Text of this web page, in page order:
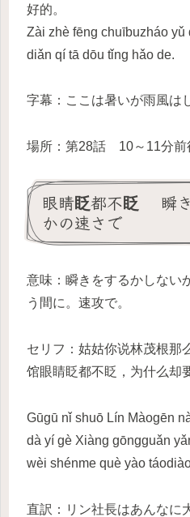
好的。
Zài zhè fēng chuībuzháo yǔ
diǎn qí tā dōu tǐng hǎo de.
字幕：ここは暑いが雨風は
場所：第28話 10～11分前
眼睛眨都不眨 瞬
かの速さで
意味：瞬きをするかしない
う間に。速攻で。
セリフ：姑姑你说林茂根那
馆眼睛眨都不眨，为什么却
Gūgū nǐ shuō Lín Màogēn
dà yí gè Xiàng gōngguǎn
wèi shénme què yào
直訳：リン社長はあんなに